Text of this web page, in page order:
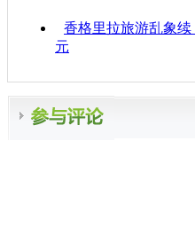
香格里拉旅游乱象
元